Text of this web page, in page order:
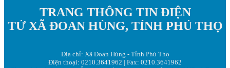
TRANG THÔNG TIN ĐIỆN
TỬ XÃ ĐOAN HÙNG, TỈNH PHÚ THỌ
Địa chỉ: Xã Đoan Hùng - Tỉnh Phú Thọ
Điện thoại: 0210.3641962 | Fax: 0210.3641962